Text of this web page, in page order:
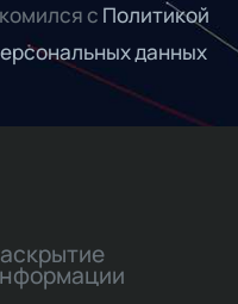
с Политикой
данных